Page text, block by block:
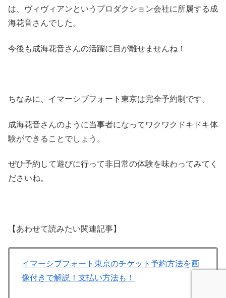
は、ヴィヴィアンというプロダクション会社に所属する成
海花音さんでした。
今後も成海花音さんの活躍に目が離せませんね！
ちなみに、イマーシブフォート東京は完全予約制です。
成海花音さんのように当事者になってワクワクドキドキ体
験ができることでしょう。
ぜひ予約して遊びに行って非日常の体験を味わってみてく
ださいね。
【あわせて読みたい関連記事】
イマーシブフォート東京のチケット予約方法を画
像付きで解説！支払い方法も！